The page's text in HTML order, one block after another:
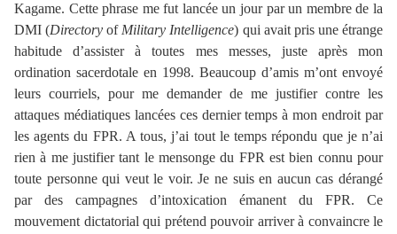
Kagame. Cette phrase me fut lancée un jour par un membre de la
DMI (Directory of Military Intelligence) qui avait pris une étrange
habitude d’assister à toutes mes messes, juste après mon
ordination sacerdotale en 1998. Beaucoup d’amis m’ont envoyé
leurs courriels, pour me demander de me justifier contre les
attaques médiatiques lancées ces dernier temps à mon endroit par
les agents du FPR. A tous, j’ai tout le temps répondu que je n’ai
rien à me justifier tant le mensonge du FPR est bien connu pour
toute personne qui veut le voir. Je ne suis en aucun cas dérangé
par des campagnes d’intoxication émanent du FPR. Ce
mouvement dictatorial qui prétend pouvoir arriver à convaincre le